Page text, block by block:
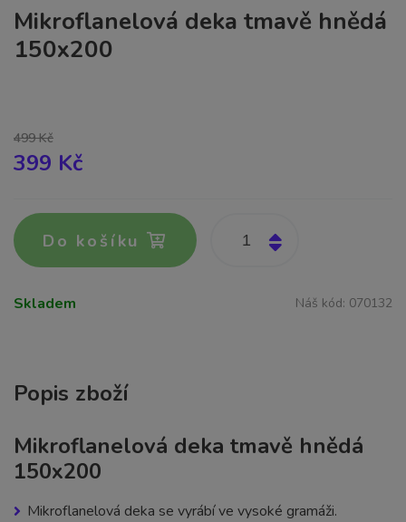
Mikroflanelová deka tmavě hnědá
150x200
499 Kč
399 Kč
Do košíku
Skladem Náš kód: 070132
Popis zboží
Mikroflanelová deka tmavě hnědá
150x200
Mikroflanelová deka se vyrábí ve vysoké gramáži.